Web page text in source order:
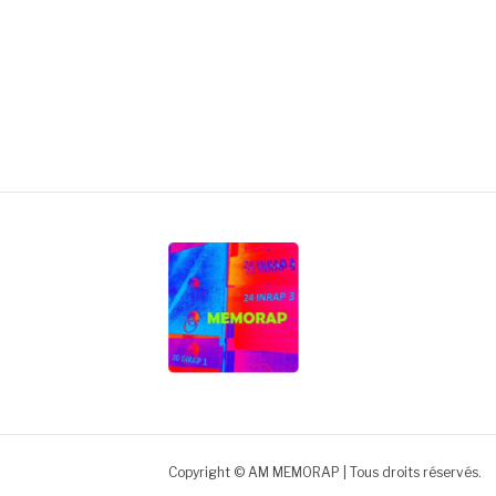
Copyright © AM MEMORAP | Tous droits réservés.